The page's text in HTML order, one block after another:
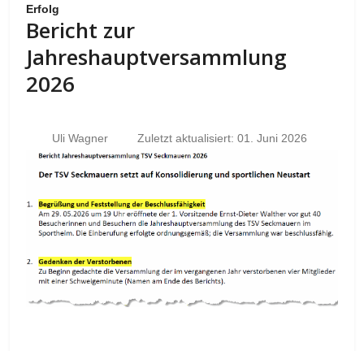
Erfolg
Bericht zur
Jahreshauptversammlung
2026
Uli Wagner Zuletzt aktualisiert: 01. Juni 2026